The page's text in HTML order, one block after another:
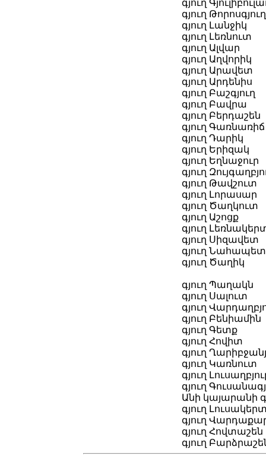
գյուղ
գյուղ Թորոսգյուղ
գյուղ Լանջիկ
գյուղ Լեռնուտ
գյուղ Ալվար
գյուղ Աղվորիկ
գյուղ Արավետ
գյուղ Արդենիս
գյուղ Բաշգյուղ
գյուղ Բավրա
գյուղ Բերդաշեն
գյուղ Գառնառիճ
գյուղ Դարիկ
գյուղ Երիզակ
գյուղ Եղնաջուր
գյուղ
գյուղ Թավշուտ
գյուղ Լորասար
գյուղ Ծաղկուտ
գյուղ Աշոցք
գյուղ
գյուղ Սիզավետ
գյուղ
գյուղ Ծաղիկ
գյուղ Պաղակն
գյուղ Սալուտ
գյուղ
գյուղ Բենիամին
գյուղ Գետք
գյուղ Հովիտ
գյուղ
գյուղ Կառնուտ
գյուղ
գյուղ
Անի կայարանի
գյուղ
գյուղ
գյուղ Հովտաշեն
գյուղ